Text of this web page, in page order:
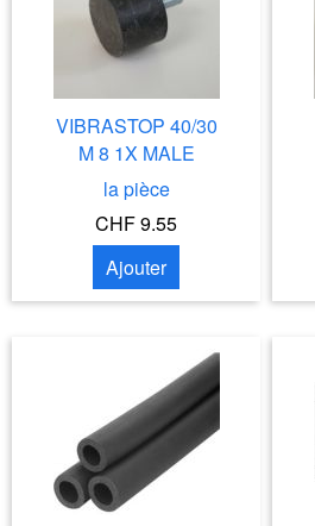
VIBRASTOP 40/30
M 8 1X MALE
la pièce
CHF 9.55
Ajouter